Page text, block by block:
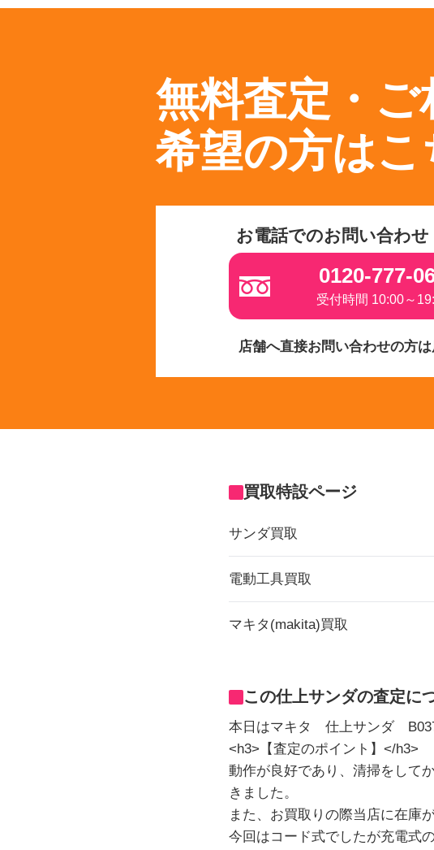
無料査定・ご
希望の方はこ
お電話でのお問い合わせ
0120-777-
受付時間 10:00～
店舗へ直接お問い合わせの方
買取特設ページ
サンダ買取
電動工具買取
マキタ(makita)買取
この仕上サンダの査定に
本日はマキタ 仕上サンダ
<h3>【査定のポイント】</h3>
動作が良好であり、清掃をして
きました。
また、お買取りの際当店に在庫
今回はコード式でしたが充電式